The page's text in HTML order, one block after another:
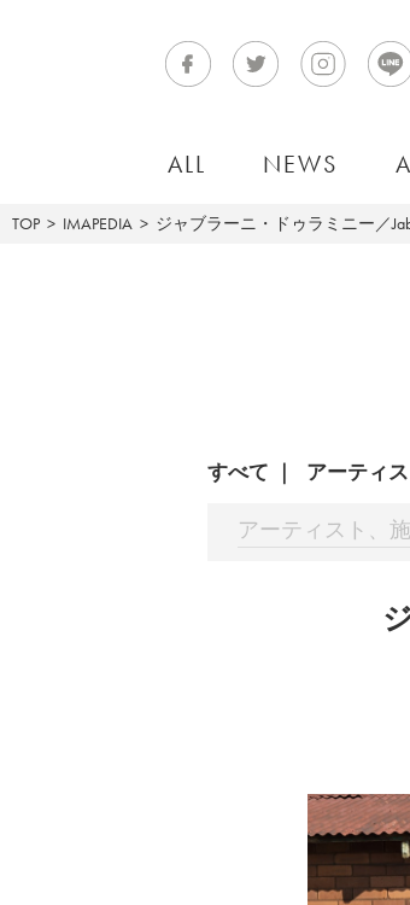
ALL NEWS
TOP IMAPEDIA ジャブラーニ・ドゥラミニー／
すべて アーティ